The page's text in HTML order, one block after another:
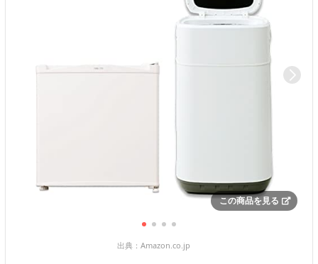
この商品を見る
出典： Amazon.co.jp